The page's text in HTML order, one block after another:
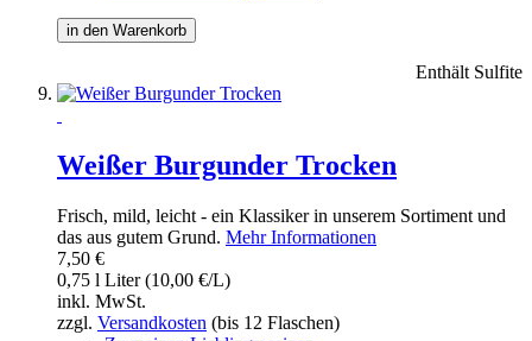
in den Warenkorb
Enthält Sulfite
Weißer Burgunder Trocken
Frisch, mild, leicht - ein Klassiker in unserem Sortiment und
das aus gutem Grund. Mehr Informationen
7,50 €
0,75 l Liter (10,00 €/L)
inkl. MwSt.
zzgl. Versandkosten (bis 12 Flaschen)